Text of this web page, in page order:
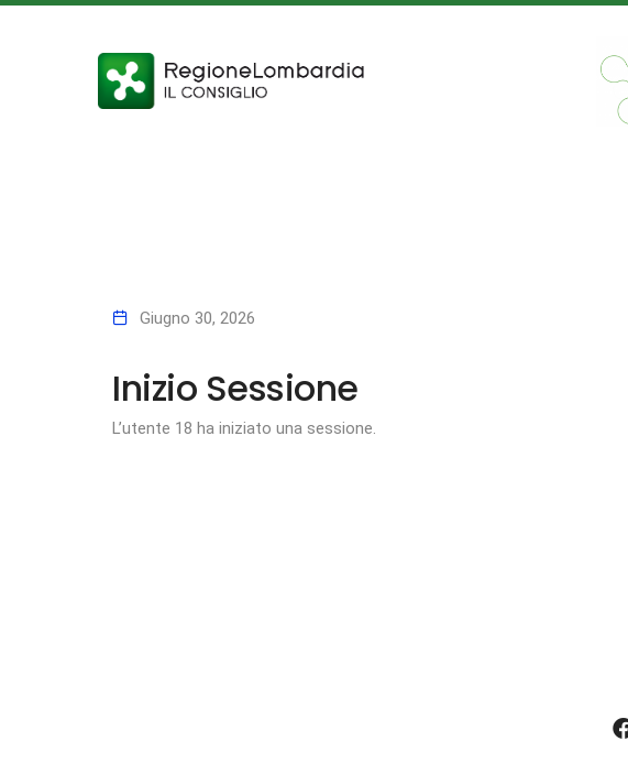
Giugno 30, 2026
Inizio Sessione
L’utente 18 ha iniziato una sessione.